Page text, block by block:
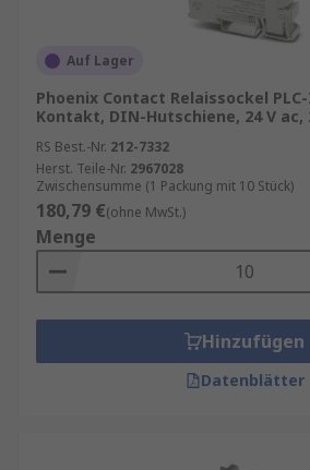
Auf Lager
Phoenix Contact Relaissockel PLC-
Kontakt, DIN-Hutschiene, 24 V ac,
RS Best.-Nr. 212-7332
Herst. Teile-Nr. 2967028
Zwischensumme (1 Packung mit 10 Stück)
180,79 €(ohne MwSt.)
Menge
Hinzufügen
Datenblätter